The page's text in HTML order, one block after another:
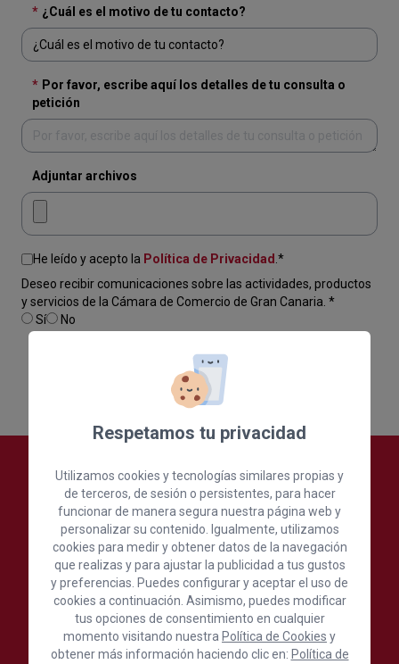
* ¿Cuál es el motivo de tu contacto?
* Por favor, escribe aquí los detalles de tu consulta o
petición
Adjuntar archivos
He leído y acepto la Política de Privacidad .*
Deseo recibir comunicaciones sobre las actividades, productos
y servicios de la Cámara de Comercio de Gran Canaria. *
Sí
No
ENVIAR
Cámara Oficial de Comercio, Industria,
Servicios y Navegación de Gran Canaria
Respetamos tu privacidad
Utilizamos cookies y tecnologías similares propias y
de terceros, de sesión o persistentes, para hacer
funcionar de manera segura nuestra página web y
personalizar su contenido. Igualmente, utilizamos
cookies para medir y obtener datos de la navegación
que realizas y para ajustar la publicidad a tus gustos
y preferencias. Puedes configurar y aceptar el uso de
cookies a continuación. Asimismo, puedes modificar
tus opciones de consentimiento en cualquier
momento visitando nuestra Política de Cookies y
obtener más información haciendo clic en: Política de